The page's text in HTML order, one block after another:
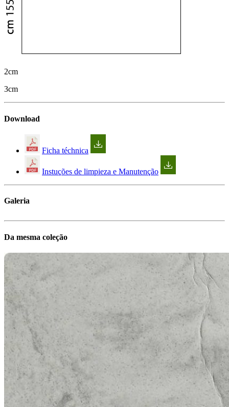
2cm
3cm
Download
Ficha téchnica
Instuções de limpieza e Manutenção
Galeria
Da mesma coleção